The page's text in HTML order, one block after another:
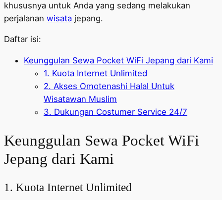
khususnya untuk Anda yang sedang melakukan
perjalanan wisata jepang.
Daftar isi:
Keunggulan Sewa Pocket WiFi Jepang dari Kami
1. Kuota Internet Unlimited
2. Akses Omotenashi Halal Untuk
Wisatawan Muslim
3. Dukungan Costumer Service 24/7
Keunggulan Sewa Pocket WiFi
Jepang dari Kami
1. Kuota Internet Unlimited